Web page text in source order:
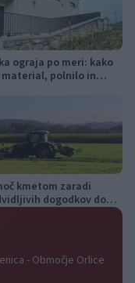
ograja po meri: kako
polnilo in
kmetom zaradi
dogodkov do
- Območje Orlice